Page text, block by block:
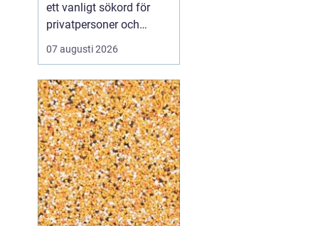
ett vanligt sökord för
privatpersoner och
företag som planerar att
bygga nytt, renovera eller
huset. Många vill ha en
trygg by...
07 augusti 2026